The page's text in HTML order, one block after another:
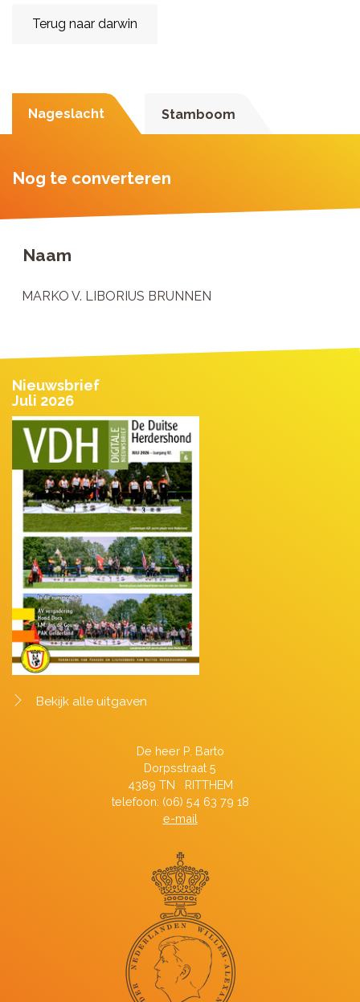
Terug naar darwin
Nageslacht Stamboom
Nog te converteren
Naam
MARKO V. LIBORIUS BRUNNEN
Nieuwsbrief
Juli 2026
Bekijk alle uitgaven
De heer P. Barto
Dorpsstraat 5
4389 TN RITTHEM
telefoon: (06) 54 63 79 18
e-mail